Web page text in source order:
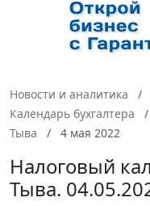
Новости и аналитика
Календарь бухгалтера
Тыва
4 мая 2022
Налоговый
Тыва.